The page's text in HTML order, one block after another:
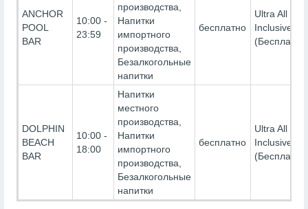
ANCHOR
POOL
BAR
10:00 -
23:59
производства,
Напитки
импортного
производства,
Безалкогольные
напитки
бесплатно
Ultra All
Inclusive-
DOLPHIN
BEACH
BAR
10:00 -
18:00
Напитки
местного
производства,
Напитки
импортного
производства,
Безалкогольные
напитки
бесплатно
Ultra All
Inclusive-